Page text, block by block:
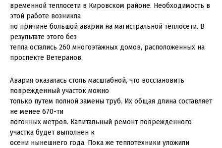
временной теплосети в Кировском районе. Необходимость в
этой работе возникла
по причине большой аварии на магистральной теплосети. В
результате этого без
тепла остались 260 многоэтажных домов, расположенных на
проспекте Ветеранов.
Авария оказалась столь масштабной, что восстановить
поврежденный участок можно
только путем полной замены труб. Их общая длина составляет
не менее 670-ти
погонных метров. Капитальный ремонт поврежденного
участка будет выполнен к
осени нынешнего года. Пока же теплотехники уложили